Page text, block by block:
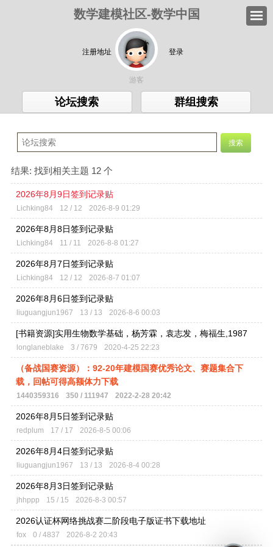
数学建模社区-数学中国
注册地址 登录
游客
论坛搜索 群组搜索
结果: 找到相关主题 12 个
2026年8月9日签到记录贴
Lichking84 12 / 12 2026-8-9 01:29
2026年8月8日签到记录贴
Lichking84 11 / 11 2026-8-8 01:27
2026年8月7日签到记录贴
Lichking84 12 / 12 2026-8-7 01:07
2026年8月6日签到记录贴
liuguangjun1967 13 / 13 2026-8-6 00:03
[书籍资源]实用生物数学基础，杨芳霖，袁志发，梅福生,1987
longlaneblake 3 / 7679 2020-4-25 22:23
（备战国赛资源）：92-20年建模国赛优秀论文、赛题集合下
载，回帖可得高额体力下载
1440359316 350 / 111947 2022-2-28 20:42
2026年8月5日签到记录贴
redplum 17 / 17 2026-8-5 00:06
2026年8月4日签到记录贴
liuguangjun1967 13 / 13 2026-8-4 00:28
2026年8月3日签到记录贴
jhhppp 15 / 15 2026-8-3 00:57
2026认证杯网络挑战赛二阶段电子版证书下载地址
fox 0 / 4837 2026-8-2 20:43